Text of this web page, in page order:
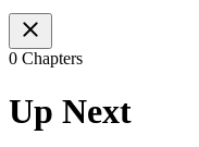
0 Chapters
Up Next